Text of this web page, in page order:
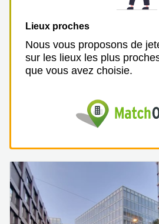
Lieux proches
Nous vous proposons de
sur les lieux les plus
que vous avez choisie.